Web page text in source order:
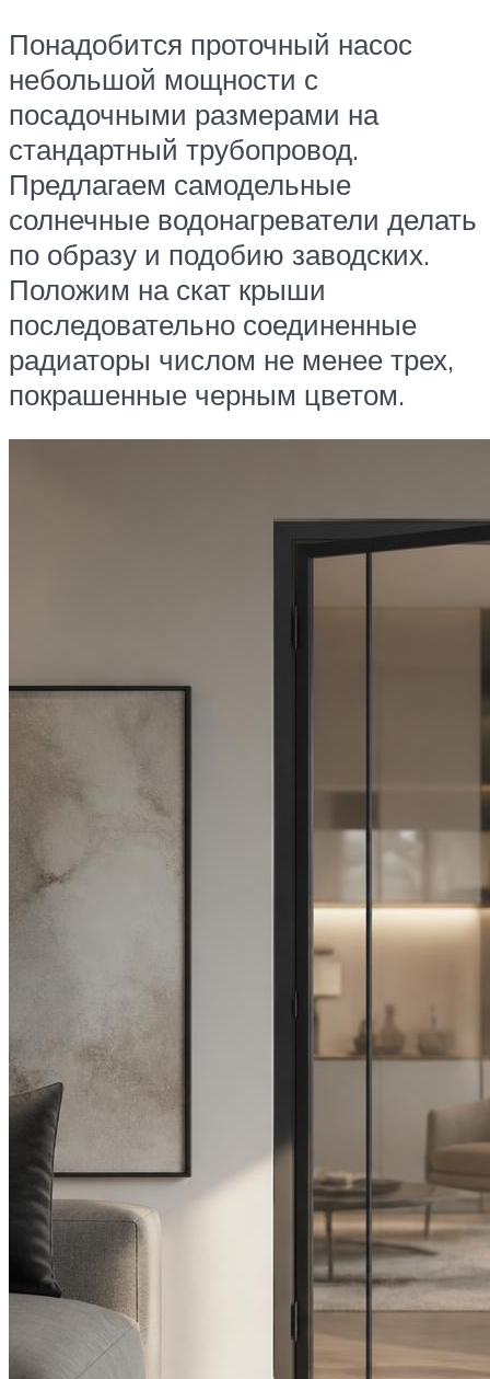
Понадобится проточный насос
небольшой мощности с
посадочными размерами на
стандартный трубопровод.
Предлагаем самодельные
солнечные водонагреватели делать
по образу и подобию заводских.
Положим на скат крыши
последовательно соединенные
радиаторы числом не менее трех,
покрашенные черным цветом.